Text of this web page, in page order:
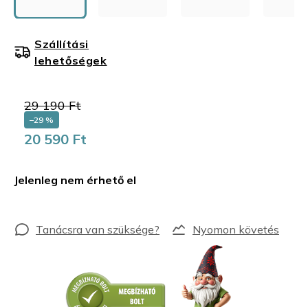
29 190 Ft
–29 %
20 590 Ft
Jelenleg nem érhető el
Szállítási
lehetőségek
Nyomon követés